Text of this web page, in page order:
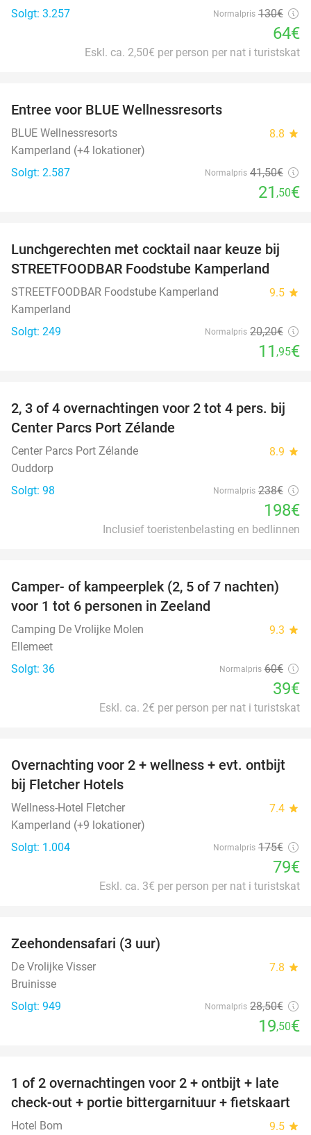
Solgt: 3.257
Normalpris 130€
64€
Eskl. ca. 2,50€ per person per nat i turistskat
Entree voor BLUE Wellnessresorts
BLUE Wellnessresorts 8.8 star
Kamperland (+4 lokationer)
Solgt: 2.587
Normalpris 41,50€
21 ,50€
41%
Lunchgerechten met cocktail naar keuze bij
STREETFOODBAR Foodstube Kamperland
STREETFOODBAR Foodstube Kamperland 9.5 star
Kamperland
Solgt: 249
Normalpris 20,20€
11 ,95€
17%
2, 3 of 4 overnachtingen voor 2 tot 4 pers. bij
Center Parcs Port Zélande
Center Parcs Port Zélande 8.9 star
Ouddorp
Solgt: 98
Normalpris 238€
198€
Inclusief toeristenbelasting en bedlinnen
35%
Camper- of kampeerplek (2, 5 of 7 nachten)
voor 1 tot 6 personen in Zeeland
Camping De Vrolijke Molen 9.3 star
Ellemeet
Solgt: 36
Normalpris 60€
39€
Eskl. ca. 2€ per person per nat i turistskat
55%
Overnachting voor 2 + wellness + evt. ontbijt
bij Fletcher Hotels
Wellness-Hotel Fletcher 7.4 star
Kamperland (+9 lokationer)
Solgt: 1.004
Normalpris 175€
79€
Eskl. ca. 3€ per person per nat i turistskat
Zeehondensafari (3 uur)
De Vrolijke Visser 7.8 star
Bruinisse
Solgt: 949
Normalpris 28,50€
19,50€
59%
1 of 2 overnachtingen voor 2 + ontbijt + late
check-out + portie bittergarnituur + fietskaart
Hotel Bom 9.5 star